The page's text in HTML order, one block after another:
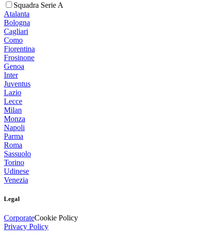
Squadra Serie A
Atalanta
Bologna
Cagliari
Como
Fiorentina
Frosinone
Genoa
Inter
Juventus
Lazio
Lecce
Milan
Monza
Napoli
Parma
Roma
Sassuolo
Torino
Udinese
Venezia
Legal
CorporateCookie Policy
Privacy Policy